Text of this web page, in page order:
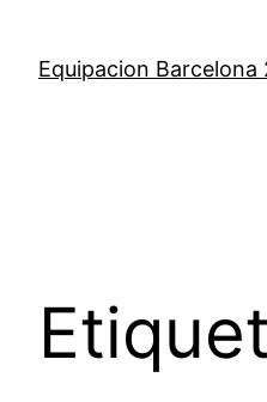
contenido
Equipacion